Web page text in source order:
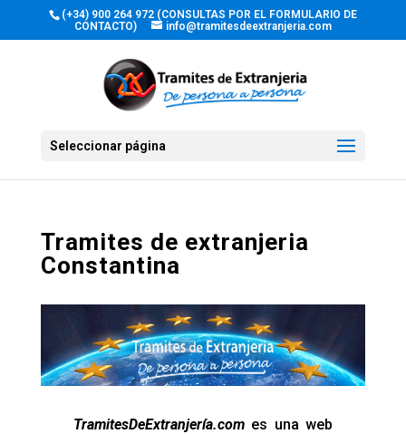
(+34) 900 264 972 (CONSULTAS POR EL FORMULARIO DE
CONTACTO)
info@tramitesdeextranjeria.com
Seleccionar página
Tramites de extranjeria
Constantina
TramitesDeExtranjería.comes una web